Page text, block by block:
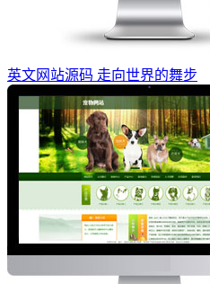
英文网站源码 走向世界的舞步